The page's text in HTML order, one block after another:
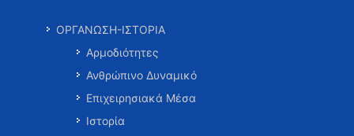
ΟΡΓΑΝΩΣΗ-ΙΣΤΟΡΙΑ
Αρμοδιότητες
Ανθρώπινο Δυναμικό
Επιχειρησιακά Μέσα
Ιστορία